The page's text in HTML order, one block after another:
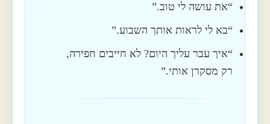
“את עושה לי טוב.”
“בא לי לראות אותך השבוע.”
“איך עבר עליך היום? לא חייבים חפירה,
רק מסקרן אותי.”